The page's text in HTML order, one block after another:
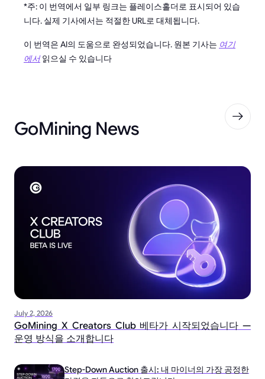
*주: 이 번역에서 일부 링크는 플레이스홀더로 표시되어 있습
니다. 실제 기사에서는 적절한 URL로 대체됩니다.
이 번역은 AI의 도움으로 완성되었습니다. 원본 기사는 여기
에서읽으실 수 있습니다
GoMining News
July 2, 2026
GoMining X Creators Club 베타가 시작되었습니다 —
운영 방식을 소개합니다
Step-Down Auction 출시: 내 마이너의 가장 공정한